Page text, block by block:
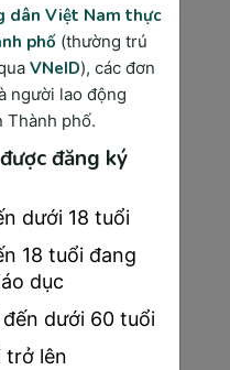
Quốc gia và
thư có tỷ lệ mắc
mới/năm (19.3%
giới chiếm 68.4%,
nhiễm không khí.
dài trên 3 tuần,
đau ngực, sụt
năm (15.1%
chẽ với viêm gan
hiệu cần chú ý:
phải, vàng da và
dân Việt Nam thực
phố(thường trú
VNeID), các đơn
người lao động
Thành phố.
đăng ký
dưới 18 tuổi
18 tuổi đang
dục
dưới 60 tuổi
trở lên